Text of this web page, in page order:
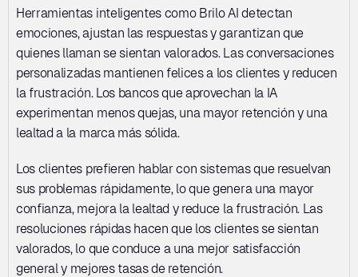
Herramientas inteligentes como Brilo AI detectan
emociones, ajustan las respuestas y garantizan que
quienes llaman se sientan valorados. Las conversaciones
personalizadas mantienen felices a los clientes y reducen
la frustración. Los bancos que aprovechan la IA
experimentan menos quejas, una mayor retención y una
lealtad a la marca más sólida.
Los clientes prefieren hablar con sistemas que resuelvan
sus problemas rápidamente, lo que genera una mayor
confianza, mejora la lealtad y reduce la frustración. Las
resoluciones rápidas hacen que los clientes se sientan
valorados, lo que conduce a una mejor satisfacción
general y mejores tasas de retención.